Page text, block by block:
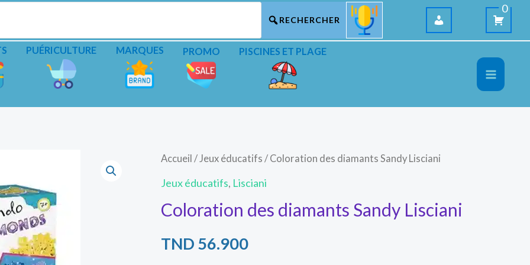
0
PUÉRICULTURE MARQUES PROMO PISCINES ET PLAGE
Accueil /Jeux éducatifs / Coloration des diamants Sandy Lisciani
Jeux éducatifs, Lisciani
Coloration des diamants Sandy Lisciani
TND 56.900